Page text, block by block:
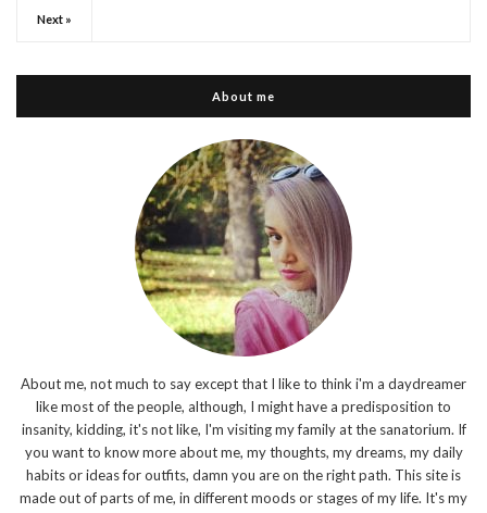
Next »
About me
About me, not much to say except that I like to think i'm a daydreamer
like most of the people, although, I might have a predisposition to
insanity, kidding, it's not like, I'm visiting my family at the sanatorium. If
you want to know more about me, my thoughts, my dreams, my daily
habits or ideas for outfits, damn you are on the right path. This site is
made out of parts of me, in different moods or stages of my life. It's my